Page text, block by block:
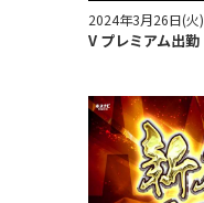
2024年3月26日(火)
V プレミアム出勤